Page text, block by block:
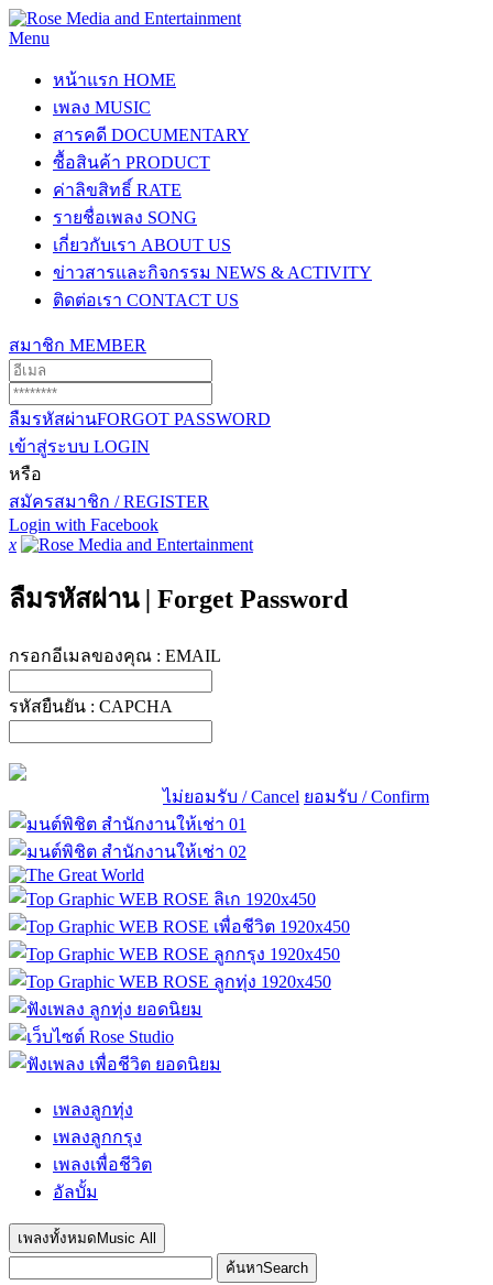
Menu
หน้าแรก HOME
เพลง MUSIC
สารคดี DOCUMENTARY
ซื้อสินค้า PRODUCT
ค่าลิขสิทธิ์ RATE
รายชื่อเพลง SONG
เกี่ยวกับเรา ABOUT US
ข่าวสารและกิจกรรม NEWS & ACTIVITY
ติดต่อเรา CONTACT US
สมาชิก MEMBER
ลืมรหัสผ่านFORGOT PASSWORD
เข้าสู่ระบบ LOGIN
หรือ
สมัครสมาชิก / REGISTER
Login with Facebook
x
ลืมรหัสผ่าน | Forget Password
กรอกอีเมลของคุณ : EMAIL
รหัสยืนยัน : CAPCHA
ไม่ยอมรับ / Cancel ยอมรับ / Confirm
เพลงลูกทุ่ง
เพลงลูกกรุง
เพลงเพื่อชีวิต
อัลบั้ม
เพลงทั้งหมด Music All
ค้นหาSearch